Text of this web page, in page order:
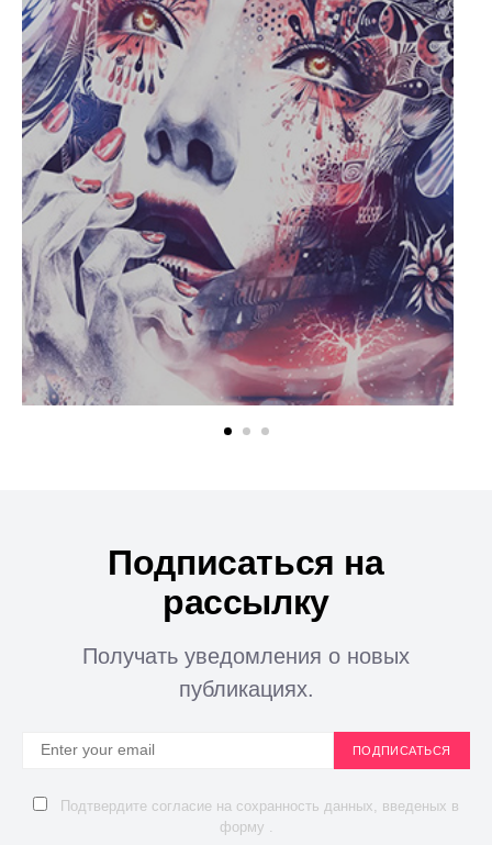
Подписаться на
рассылку
Получать уведомления о новых
публикациях.
ПОДПИСАТЬСЯ
Подтвердите согласие на сохранность данных, введеных в
форму .